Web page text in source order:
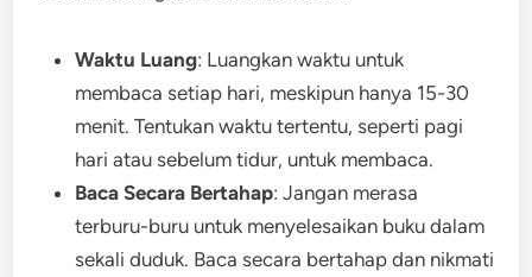
Waktu Luang: Luangkan waktu untuk
membaca setiap hari, meskipun hanya 15-30
menit. Tentukan waktu tertentu, seperti pagi
hari atau sebelum tidur, untuk membaca.
Baca Secara Bertahap: Jangan merasa
terburu-buru untuk menyelesaikan buku dalam
sekali duduk. Baca secara bertahap dan nikmati